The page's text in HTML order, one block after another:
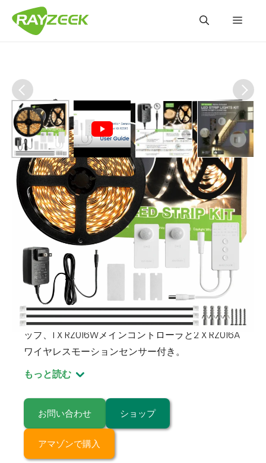
メ
ュ
ー
ワイヤレスコントローラー 2X
モーションセンサーキット 6m
LEDストリップライト付き（暖
白）
RZ016A-2-RZ016W-Warm-White
モーションアクティベートライトストリップキッ
ト：暖かい白19.7′（6メートル）LEDライトストリ
ップ、1 X RZ016Wメインコントローラと2 X RZ016A
ワイヤレスモーションセンサー付き。
もっと読む
お問い合わせ ショップ
アマゾンで購入